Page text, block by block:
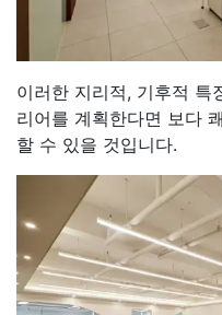
이러한 지리적, 기후적 특
리어를 계획한다면 보다
할 수 있을 것입니다.